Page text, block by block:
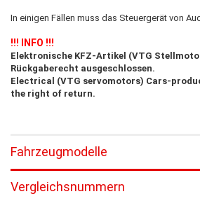
In einigen Fällen muss das Steuergerät von
!!! INFO !!!
Elektronische KFZ-Artikel (VTG
Rückgaberecht ausgeschlossen.
Electrical (VTG servomotors) Cars-
the right of return.
Fahrzeugmodelle
Vergleichsnummern